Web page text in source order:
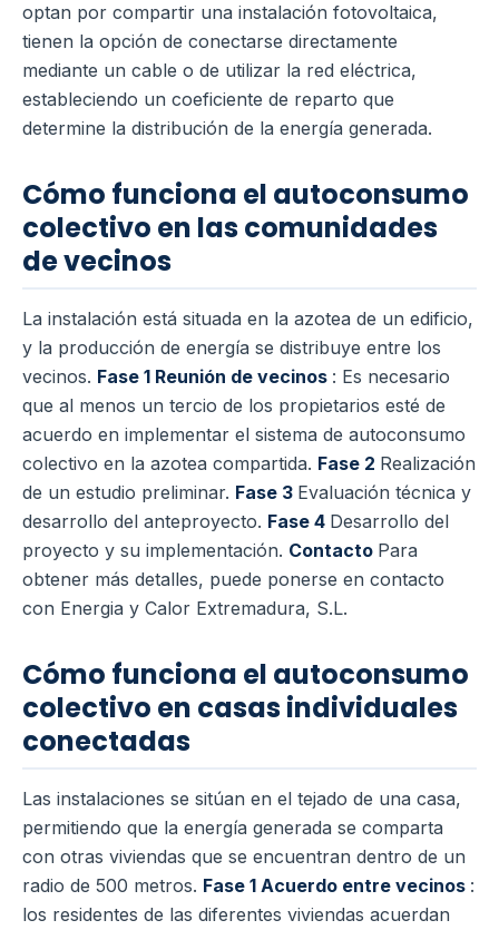
optan por compartir una instalación fotovoltaica,
tienen la opción de conectarse directamente
mediante un cable o de utilizar la red eléctrica,
estableciendo un coeficiente de reparto que
determine la distribución de la energía generada.
Cómo funciona el autoconsumo
colectivo en las comunidades
de vecinos
La instalación está situada en la azotea de un edificio,
y la producción de energía se distribuye entre los
vecinos. Fase 1 Reunión de vecinos : Es necesario
que al menos un tercio de los propietarios esté de
acuerdo en implementar el sistema de autoconsumo
colectivo en la azotea compartida. Fase 2 Realización
de un estudio preliminar. Fase 3 Evaluación técnica y
desarrollo del anteproyecto. Fase 4 Desarrollo del
proyecto y su implementación. Contacto Para
obtener más detalles, puede ponerse en contacto
con Energia y Calor Extremadura, S.L.
Cómo funciona el autoconsumo
colectivo en casas individuales
conectadas
Las instalaciones se sitúan en el tejado de una casa,
permitiendo que la energía generada se comparta
con otras viviendas que se encuentran dentro de un
radio de 500 metros. Fase 1 Acuerdo entre vecinos :
los residentes de las diferentes viviendas acuerdan